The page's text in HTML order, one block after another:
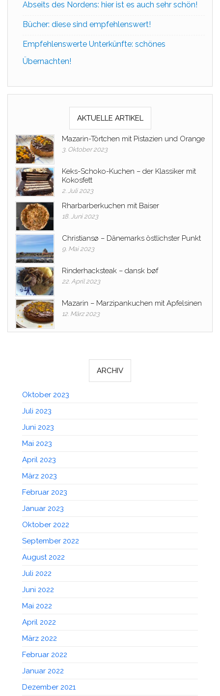
Abseits des Nordens: hier ist es auch sehr schön!
Bücher: diese sind empfehlenswert!
Empfehlenswerte Unterkünfte: schönes
Übernachten!
AKTUELLE ARTIKEL
Mazarin-Törtchen mit Pistazien und Orange
3. Oktober 2023
Keks-Schoko-Kuchen – der Klassiker mit
Kokosfett
2. Juli 2023
Rharbarberkuchen mit Baiser
18. Juni 2023
Christiansø – Dänemarks östlichster Punkt
9. Mai 2023
Rinderhacksteak – dansk bøf
22. April 2023
Mazarin – Marzipankuchen mit Apfelsinen
12. März 2023
ARCHIV
Oktober 2023
Juli 2023
Juni 2023
Mai 2023
April 2023
März 2023
Februar 2023
Januar 2023
Oktober 2022
September 2022
August 2022
Juli 2022
Juni 2022
Mai 2022
April 2022
März 2022
Februar 2022
Januar 2022
Dezember 2021